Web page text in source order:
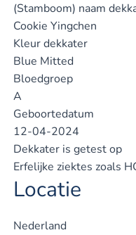
(Stamboom) naam
Cookie Yingchen
Kleur dekkater
Blue Mitted
Bloedgroep
A
Geboortedatum
12-04-2024
Dekkater is getest op
Erfelijke ziektes zoals
Locatie
Nederland